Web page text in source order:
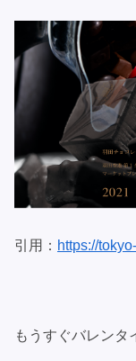
引用： https://
もうすぐバレンタ